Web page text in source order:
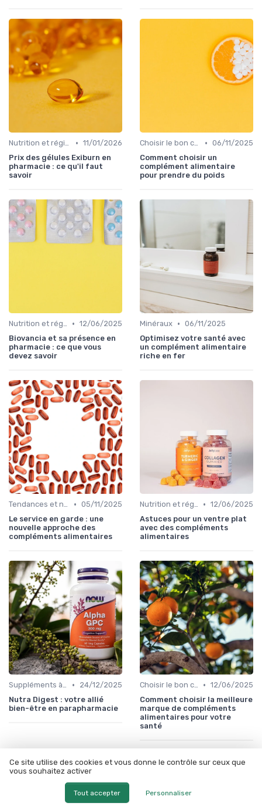
Nutrition et régime alimentaire • 11/01/2026
Prix des gélules Exiburn en
pharmacie : ce qu'il faut
savoir
Choisir le bon complément • 06/11/2025
Comment choisir un
complément alimentaire
pour prendre du poids
Nutrition et régime alimentaire • 12/06/2025
Biovancia et sa présence en
pharmacie : ce que vous
devez savoir
Minéraux • 06/11/2025
Optimisez votre santé avec
un complément alimentaire
riche en fer
Tendances et nouveautés • 05/11/2025
Le service en garde : une
nouvelle approche des
compléments alimentaires
Nutrition et régime alimentaire • 12/06/2025
Astuces pour un ventre plat
avec des compléments
alimentaires
Suppléments à base de plantes •
24/12/2025
Nutra Digest : votre allié
bien-être en parapharmacie
Choisir le bon complément • 12/06/2025
Comment choisir la meilleure
marque de compléments
alimentaires pour votre
santé
Les articles par date
Ce site utilise des cookies et vous donne le contrôle sur ceux que
vous souhaitez activer
Tout accepter Personnaliser